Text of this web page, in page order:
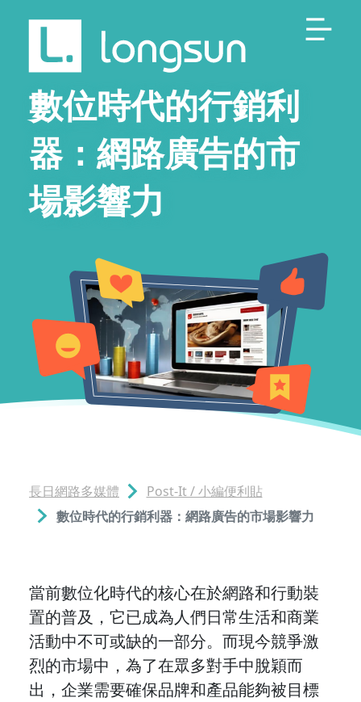
數位時代的行銷利
器：網路廣告的市
場影響力
長日網路多媒體
Post-It / 小編便利貼
數位時代的行銷利器：網路廣告的市場影響力
當前數位化時代的核心在於網路和行動裝
置的普及，它已成為人們日常生活和商業
活動中不可或缺的一部分。而現今競爭激
烈的市場中，為了在眾多對手中脫穎而
出，企業需要確保品牌和產品能夠被目標